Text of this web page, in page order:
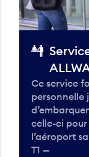
Ce service
personnelle
celle-ci
l’aéroport
T1 —